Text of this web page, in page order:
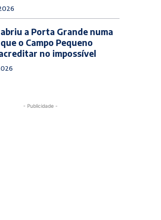
a Porta Grande numa
o Campo Pequeno
no impossível
- Publicidade -